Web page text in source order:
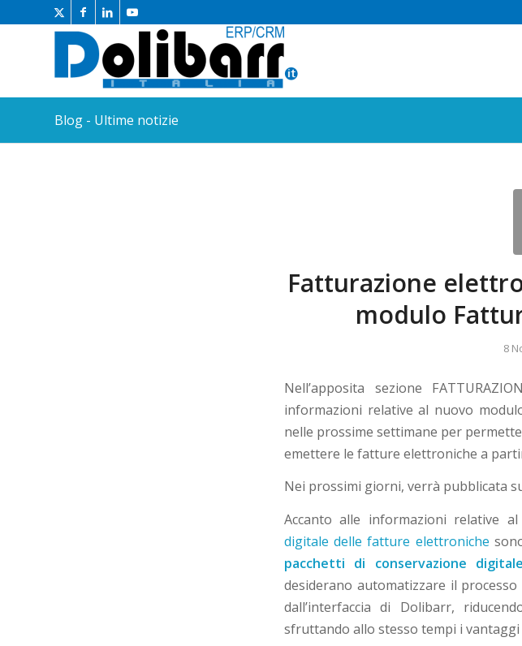
Blog - Ultime notizie
Fatturazione
modulo
8
Nell’apposita sezione
informazioni relative al nuovo
nelle prossime settimane per
emettere le fatture elettroniche a
Nei prossimi giorni, verrà pubblicata
Accanto alle informazioni relative
digitale delle fatture elettroniche
pacchetti di conservazione digitale
desiderano automatizzare il
dall’interfaccia di Dolibarr,
sfruttando allo stesso tempi i